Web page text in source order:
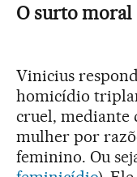
O surto moral
Vinicius
homicídio
cruel, mediante
mulher por
feminino. Ou